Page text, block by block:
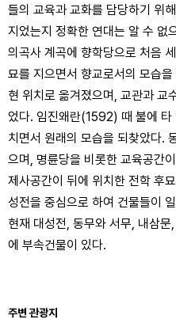
들의 교육과 교화를 담당하기 위
지었는지 정확한 연대는 알 수
의곡사 계곡에 향학당으로 처음
묘를 지으면서 향교로서의 모습
현 위치로 옮겨졌으며, 교관과 교
었다. 임진왜란(1592) 때 불에 타
치면서 원래의 모습을 되찾았다.
으며, 명륜당을 비롯한 교육공간
제사공간이 뒤에 위치한 전학 후
성전을 중심으로 하여 건물들이
현재 대성전, 동무와 서무, 내삼
에 부속건물이 있다.
주변 관광지